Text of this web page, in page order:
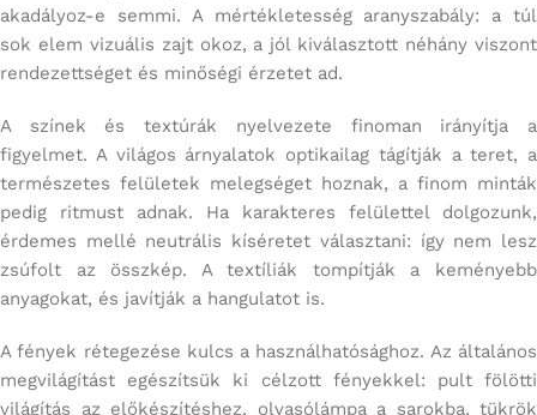
akadályoz-e semmi. A mértékletesség aranyszabály: a túl
sok elem vizuális zajt okoz, a jól kiválasztott néhány viszont
rendezettséget és minőségi érzetet ad.
A színek és textúrák nyelvezete finoman irányítja a
figyelmet. A világos árnyalatok optikailag tágítják a teret, a
természetes felületek melegséget hoznak, a finom minták
pedig ritmust adnak. Ha karakteres felülettel dolgozunk,
érdemes mellé neutrális kíséretet választani: így nem lesz
zsúfolt az összkép. A textíliák tompítják a keményebb
anyagokat, és javítják a hangulatot is.
A fények rétegezése kulcs a használhatósághoz. Az általános
megvilágítást egészítsük ki célzott fényekkel: pult fölötti
világítás az előkészítéshez, olvasólámpa a sarokba, tükrök